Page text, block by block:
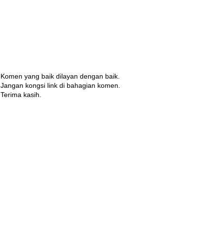
Komen yang baik dilayan dengan baik.
Jangan kongsi link di bahagian komen.
Terima kasih.